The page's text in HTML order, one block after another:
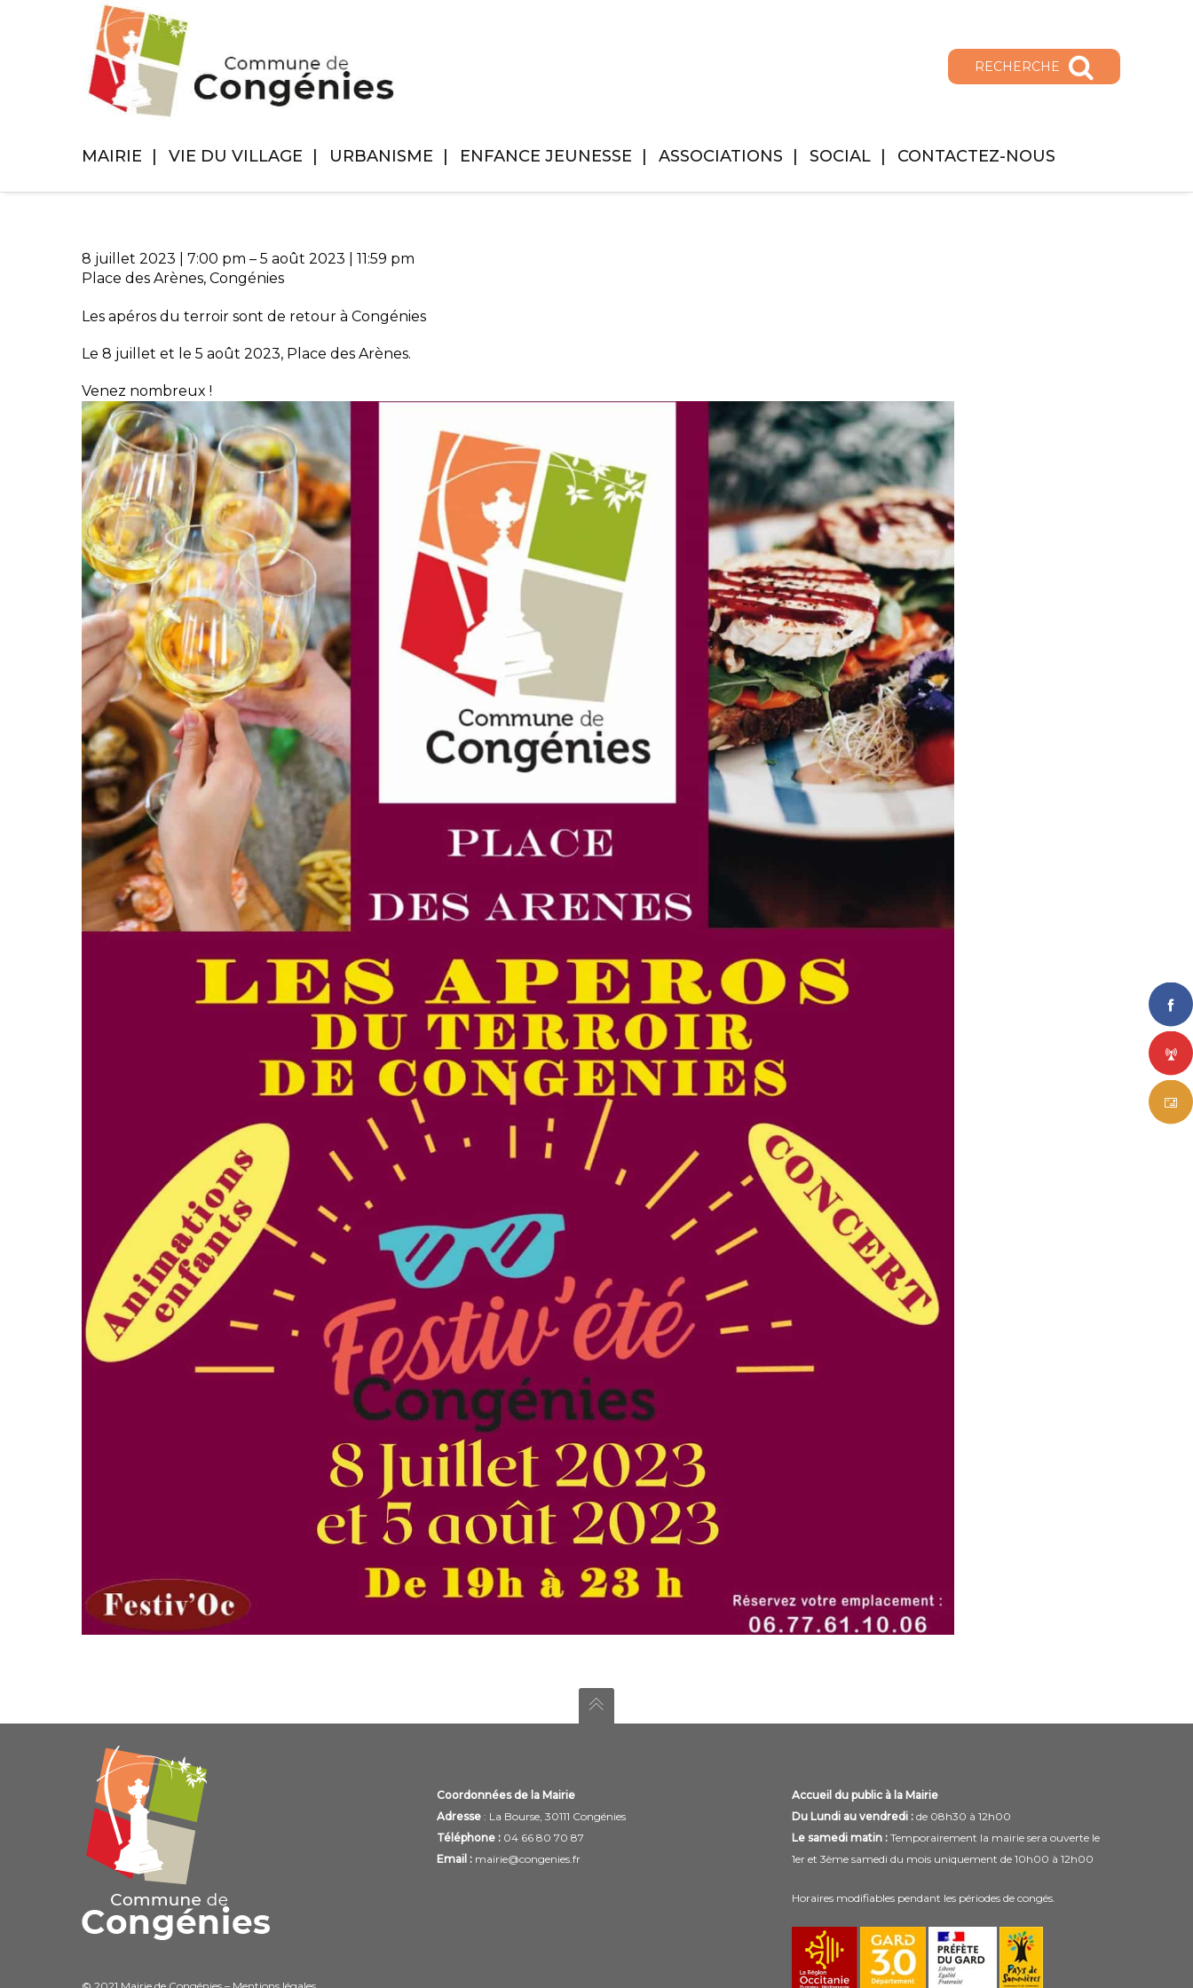
RECHERCHE
MAIRIE VIE DU VILLAGE URBANISME ENFANCE JEUNESSE ASSOCIATIONS SOCIAL CONTACTEZ-NOUS
8 juillet 2023 7:00 pm – 5 août 2023
11:59 pm
Place des Arènes, Congénies
Les apéros du terroir sont de retour à Congénies
Le 8 juillet et le 5 août 2023, Place des Arènes.
Venez nombreux !
Coordonnées de la Mairie
Adresse: La Bourse, 30111 Congénies
Téléphone :04 66 80 70 87
Email : mairie@congenies.fr
Accueil du public à la Mairie
Du Lundi au vendredi :de 08h30 à 12h00
Le samedi matin :Temporairement la mairie sera ouverte le
1er et 3ème samedi du mois uniquement de 10h00 à 12h00
Horaires modifiables pendant les périodes de congés.